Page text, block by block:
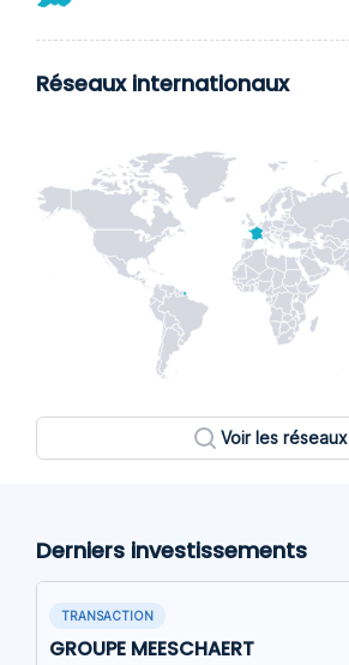
Réseaux internationaux
Voir les réseaux
Derniers investissements
TRANSACTION
GROUPE MEESCHAERT